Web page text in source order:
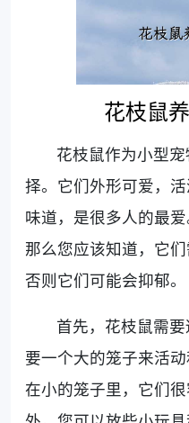
花枝鼠
花枝鼠作为小型
择。它们外形可爱，
味道，是很多人的最爱
那么您应该知道，它们
否则它们可能会抑郁。
首先，花枝鼠需
要一个大的笼子来活
在小的笼子里，它们